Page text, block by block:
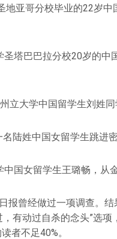
地亚哥分校毕业的22岁
塔巴巴拉分校20岁的中
立大学中国留学生刘姓同
陆姓中国女留学生跳进
国女留学生王璐畅，从
报曾经做过一项调查。
有动过自杀的念头”选
者不足40%。